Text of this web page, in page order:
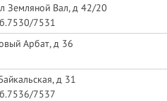
Земляной Вал, д 42/20
7531
Арбат, д 36
д 31
7537